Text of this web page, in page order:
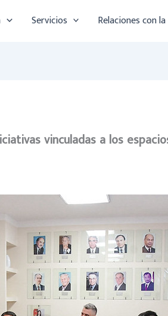
Servicios Relaciones con
vinculadas a los